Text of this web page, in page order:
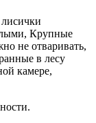
Крупные
не отваривать,
в лесу
камере,